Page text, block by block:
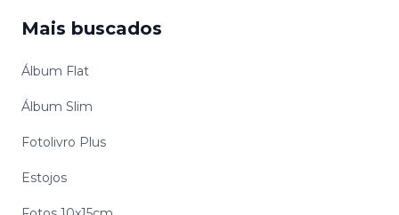
Mais buscados
Álbum Flat
Álbum Slim
Fotolivro Plus
Estojos